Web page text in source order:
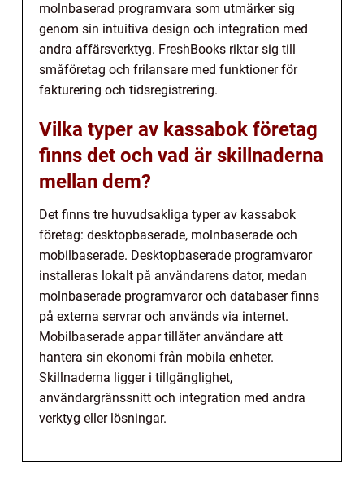
molnbaserad programvara som utmärker sig
genom sin intuitiva design och integration med
andra affärsverktyg. FreshBooks riktar sig till
småföretag och frilansare med funktioner för
fakturering och tidsregistrering.
Vilka typer av kassabok företag
finns det och vad är skillnaderna
mellan dem?
Det finns tre huvudsakliga typer av kassabok
företag: desktopbaserade, molnbaserade och
mobilbaserade. Desktopbaserade programvaror
installeras lokalt på användarens dator, medan
molnbaserade programvaror och databaser finns
på externa servrar och används via internet.
Mobilbaserade appar tillåter användare att
hantera sin ekonomi från mobila enheter.
Skillnaderna ligger i tillgänglighet,
användargränssnitt och integration med andra
verktyg eller lösningar.